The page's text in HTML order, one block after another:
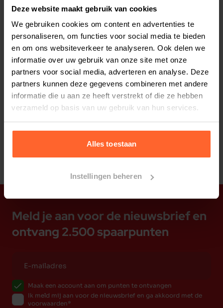
Deze website maakt gebruik van cookies
We gebruiken cookies om content en advertenties te
personaliseren, om functies voor social media te bieden
en om ons websiteverkeer te analyseren. Ook delen we
informatie over uw gebruik van onze site met onze
partners voor social media, adverteren en analyse. Deze
partners kunnen deze gegevens combineren met andere
informatie die u aan ze heeft verstrekt of die ze hebben
verzameld op basis van uw gebruik van hun services.
Alles toestaan
Instellingen beheren
2 weken
4 weken
Elke
8 weken
10 weken
Elke
12 weken
Bestelherinnering instellen
Meld je aan voor de nieuwsbrief en
ontvang 2.500 spaarpunten
Maak een account aan om punten te ontvangen
Ik meld mij aan voor de nieuwsbrief en ga akkoord met de
voorwaarden